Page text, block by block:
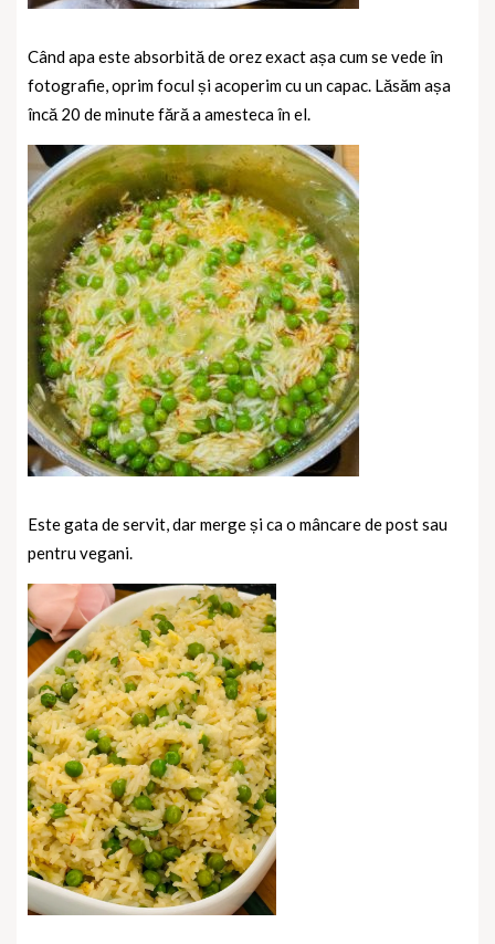
Când apa este absorbită de orez exact așa cum se vede în
fotografie, oprim focul și acoperim cu un capac. Lăsăm așa
încă 20 de minute fără a amesteca în el.
Este gata de servit, dar merge și ca o mâncare de post sau
pentru vegani.